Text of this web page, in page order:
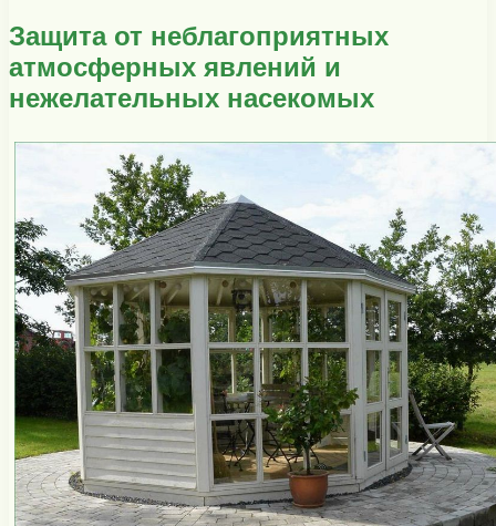
Защита от неблагоприятных
атмосферных явлений и
нежелательных насекомых